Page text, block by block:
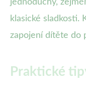
jednoduchý,
klasické sladkosti.
zapojení dítěte do
Praktické